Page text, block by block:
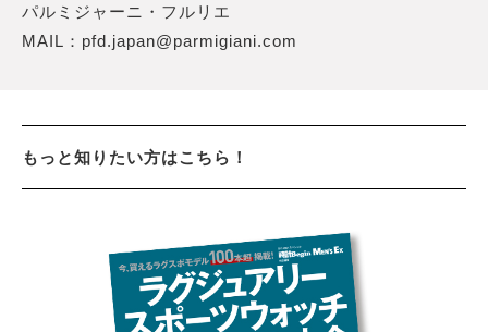
パルミジャーニ・フルリエ
MAIL：pfd.japan@parmigiani.com
もっと知りたい方はこちら！